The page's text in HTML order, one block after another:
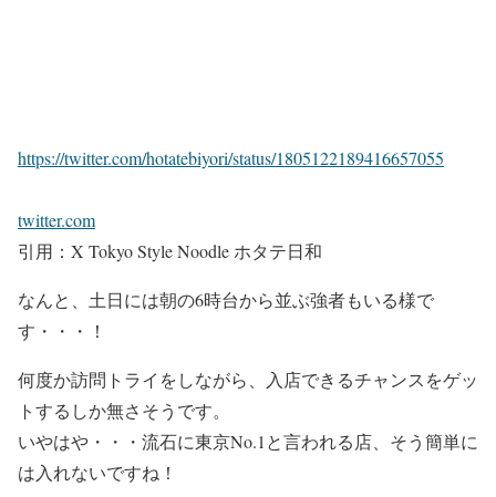
https://twitter.com/hotatebiyori/status/1805122189416657055
twitter.com
引用：X Tokyo Style Noodle ホタテ日和
なんと、 土日には朝の6時台から並ぶ強者もいる様で
す・・・！
何度か訪問トライ をしながら、
入店できるチャンスをゲッ
トするしか無さそうです。
いやはや・・・流石に東京No.1と言われる店、 そう簡単に
は入れないですね！